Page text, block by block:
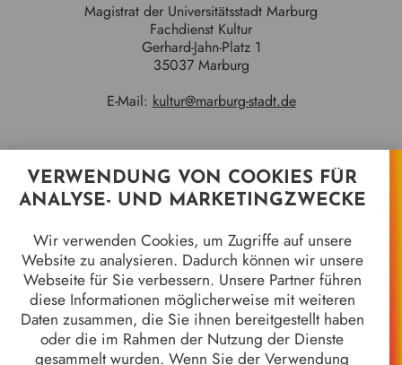
VERWENDUNG VON COOKIES FÜR
ANALYSE- UND MARKETINGZWECKE
Wir verwenden Cookies, um Zugriffe auf unsere
Website zu analysieren. Dadurch können wir unsere
Webseite für Sie verbessern. Unsere Partner führen
diese Informationen möglicherweise mit weiteren
Daten zusammen, die Sie ihnen bereitgestellt haben
oder die im Rahmen der Nutzung der Dienste
gesammelt wurden. Wenn Sie der Verwendung
Magistrat der Universitätsstadt Marburg
Fachdienst Kultur
Gerhard-Jahn-Platz 1
35037 Marburg
E-Mail: kultur@marburg-stadt.de
Quicklinks
Jahrhundertgalerie
Marburger Kameramuseum
8 Jahrhunderte in 8 Objekten
Stadtgeschichten
Wir alle sind Marburg - 50 Jahre Gebietsreform
Stück für Stück
Stadtgeschichte*n